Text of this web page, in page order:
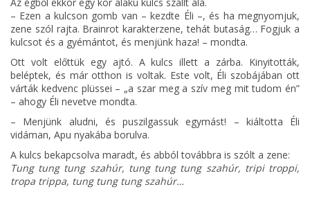
– Ezen a kulcson gomb van – kezdte Éli –, és ha megnyomjuk,
zene szól rajta. Brainrot karakterzene, tehát butaság… Fogjuk a
kulcsot és a gyémántot, és menjünk haza! – mondta.
Ott volt előttük egy ajtó. A kulcs illett a zárba. Kinyitották,
beléptek, és már otthon is voltak. Este volt, Éli szobájában ott
várták kedvenc plüssei – „a szar meg a szív meg mit tudom én”
– ahogy Éli nevetve mondta.
– Menjünk aludni, és puszilgassuk egymást! – kiáltotta Éli
vidáman, Apu nyakába borulva.
A kulcs bekapcsolva maradt, és abból továbbra is szólt a zene:
Tung tung tung szahúr, tung tung tung szahúr, tripi troppi,
tropa trippa, tung tung tung szahúr…